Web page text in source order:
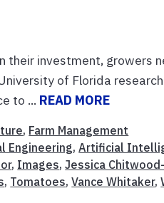
their investment, growers
of Florida
to ... READ MORE
, Farm Management
Engineering,Artificial
, Images,Jessica
, Tomatoes,Vance Whitaker,